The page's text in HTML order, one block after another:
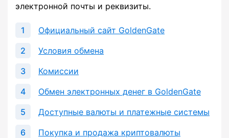
электронной почты и реквизиты.
Официальный сайт GoldenGate
Условия обмена
Комиссии
Обмен электронных денег в GoldenGate
Доступные валюты и платежные системы
Покупка и продажа криптовалюты